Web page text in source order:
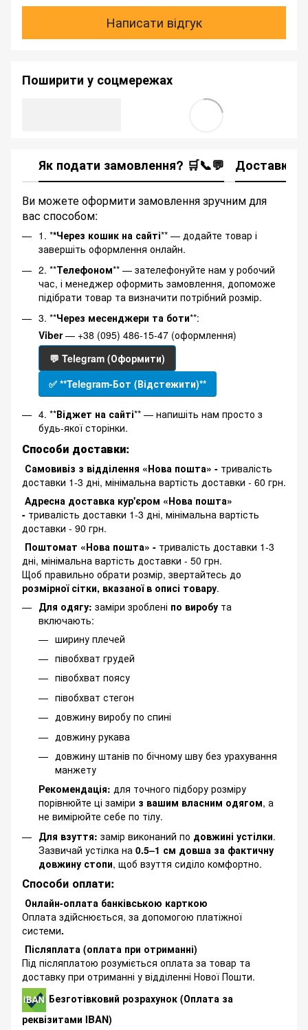
Написати відгук
Поширити у соцмережах
Як подати замовлення? 🛒📞💬 Доставка
Ви можете оформити замовлення зручним для
вас способом:
1. **Через кошик на сайті** — додайте товар і
завершіть оформлення онлайн.
2. **Телефоном** — зателефонуйте нам у робочий
час, і менеджер оформить замовлення, допоможе
підібрати товар та визначити потрібний розмір.
3. **Через месенджери та боти**:
Viber— +38 (095) 486-15-47 (оформлення)
💬 Telegram (Оформити)
✅ **Telegram-Бот (Відстежити)**
4. **Віджет на сайті** — напишіть нам просто з
будь-якої сторінки.
Способи доставки:
Самовивіз з відділення «Нова пошта» - тривалість
доставки 1-3 дні, мінімальна вартість доставки - 60 грн.
Адресна доставка кур'єром «Нова пошта»
- тривалість доставки 1-3 дні, мінімальна вартість
доставки - 90 грн.
Поштомат «Нова пошта» - тривалість доставки 1-3
дні, мінімальна вартість доставки - 50 грн.
Щоб правильно обрати розмір, звертайтесь до
розмірної сітки, вказаної в описі товару.
Для одягу: заміри зроблені по виробу та
включають:
ширину плечей
півобхват грудей
півобхват поясу
півобхват стегон
довжину виробу по спині
довжину рукава
довжину штанів по бічному шву без урахування
манжету
Рекомендація: для точного підбору розміру
порівнюйте ці заміри з вашим власним одягом, а
не вимірюйте себе по тілу.
Для взуття: замір виконаний по довжині устілки.
Зазвичай устілка на 0.5–1 см довша за фактичну
довжину стопи, щоб взуття сиділо комфортно.
Способи оплати:
Онлайн-оплата банківською карткою
Оплата здійснюється, за допомогою платіжної
системи.
Післяплата (оплата при отриманні)
Під післяплатою розуміється оплата за товар та
доставку при отриманні у відділенні Нової Пошти.
Безготівковий розрахунок (Оплата за
реквізитами IBAN)